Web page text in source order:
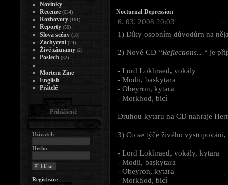
Nocturnal Depression
6. 03. 2008 20:03
1) Díky osobním důvodům na
2) Nové CD “Reflections…“ je
- Lord Lokhraed, vokály
- Modii, baskytara
- Obeyron, kytara
- Morkhod, bicí
Druhou kytaru na CD nahraje
3) Co se týče živého
- Lord Lokhraed, vokály, kytara
- Modii, baskytara
- Obeyron, kytara
- Morkhod, bicí
Novinky
Recenze (634)
Rozhovory (161)
Reporty (50)
Slova scény (18)
Zachycení (24)
Živé záznamy (2)
Poslech (32)
Mortem Zine
English
Přátelé
Přihlášení:
Uživatel:
Heslo:
Registrace